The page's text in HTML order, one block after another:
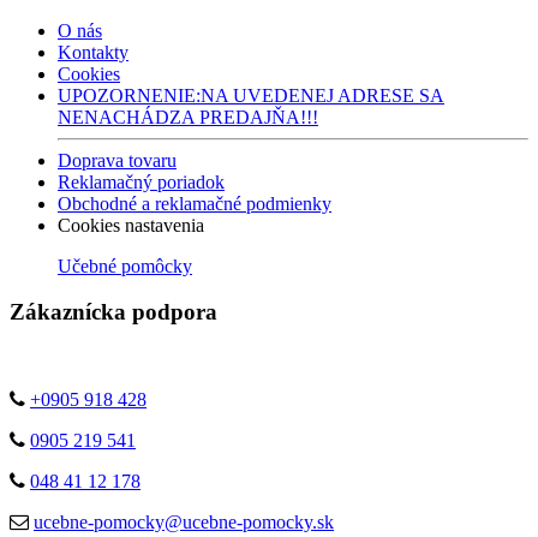
O nás
Kontakty
Cookies
UPOZORNENIE:NA UVEDENEJ ADRESE SA
NENACHÁDZA PREDAJŇA!!!
Doprava tovaru
Reklamačný poriadok
Obchodné a reklamačné podmienky
Cookies nastavenia
Učebné pomôcky
Zákaznícka podpora
+0905 918 428
0905 219 541
048 41 12 178
ucebne-pomocky@ucebne-pomocky.sk